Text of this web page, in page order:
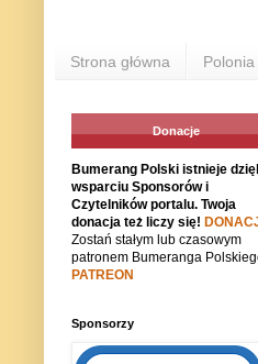
Strona główna Polonia
Donacje
Bumerang Polski istnieje
wsparciu Sponsorów i
Czytelników portalu. Twoja
donacja też liczy się!
Zostań stałym lub czasowym
patronem Bumeranga
PATREON
Sponsorzy